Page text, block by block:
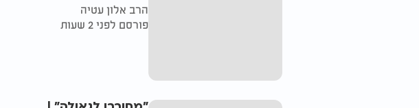
הרב אלון עטיה
פורסם לפני 2 שעות